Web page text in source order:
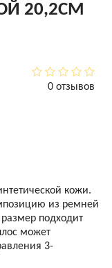
20,2СМ
0 отзывов
кожи.
из ремней
подходит
может
3-